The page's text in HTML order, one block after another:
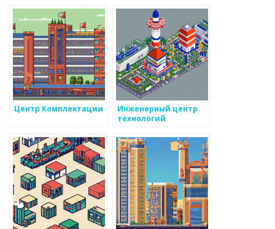
Центр Комплектации
Инженерный центр
технологий